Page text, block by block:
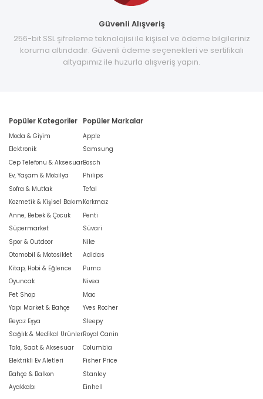
Güvenli Alışveriş
256-bit SSL şifreleme teknolojisi ile kişisel ve ödeme bilgileriniz
koruma altındadır. Güvenli ödeme seçenekleri ve sertifikalı
altyapımız ile huzurla alışveriş yapın.
Popüler Kategoriler
Moda & Giyim
Elektronik
Cep Telefonu & Aksesuar
Ev, Yaşam & Mobilya
Sofra & Mutfak
Kozmetik & Kişisel Bakım
Anne, Bebek & Çocuk
Süpermarket
Spor & Outdoor
Otomobil & Motosiklet
Kitap, Hobi & Eğlence
Oyuncak
Pet Shop
Yapı Market & Bahçe
Beyaz Eşya
Sağlık & Medikal Ürünler
Takı, Saat & Aksesuar
Elektrikli Ev Aletleri
Bahçe & Balkon
Ayakkabı
Popüler Markalar
Apple
Samsung
Bosch
Philips
Tefal
Korkmaz
Penti
Süvari
Nike
Adidas
Puma
Nivea
Mac
Yves Rocher
Sleepy
Royal Canin
Columbia
Fisher Price
Stanley
Einhell